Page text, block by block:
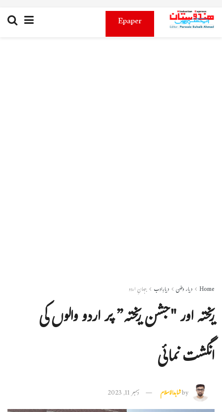
Epaper
Home دیار وطن دیارِادب جہانِ اردو
ریختہ اور "جشن ریختہ” پر اردو والوں کی
انگشت نمائی
byشاہدالاسلام دسمبر 11, 2023